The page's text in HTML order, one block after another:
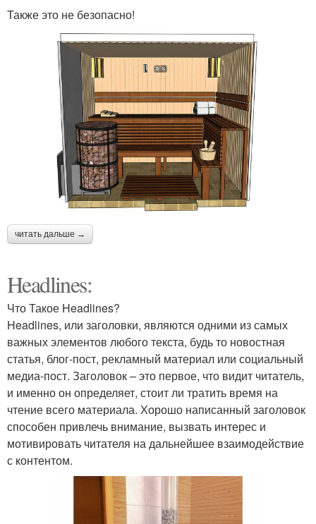
Также это не безопасно!
читать дальше →
Headlines:
Что Такое Headlines?
Headlines, или заголовки, являются одними из самых
важных элементов любого текста, будь то новостная
статья, блог-пост, рекламный материал или социальный
медиа-пост. Заголовок – это первое, что видит читатель,
и именно он определяет, стоит ли тратить время на
чтение всего материала. Хорошо написанный заголовок
способен привлечь внимание, вызвать интерес и
мотивировать читателя на дальнейшее взаимодействие
с контентом.